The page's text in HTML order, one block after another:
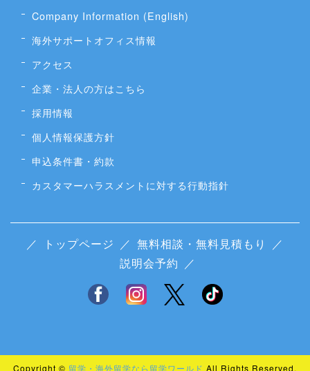
Company Information (English)
海外サポートオフィス情報
アクセス
企業・法人の方はこちら
採用情報
個人情報保護方針
申込条件書・約款
カスタマーハラスメントに対する行動指針
／ トップページ ／ 無料相談・無料見積もり
／
説明会予約 ／
Copyright © 留学・海外留学なら留学ワールド All Rights Reserved.